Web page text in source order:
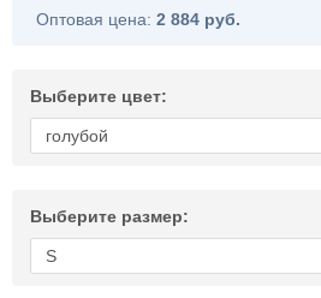
Оптовая цена: 2 884 руб.
Выберите цвет:
Выберите размер: